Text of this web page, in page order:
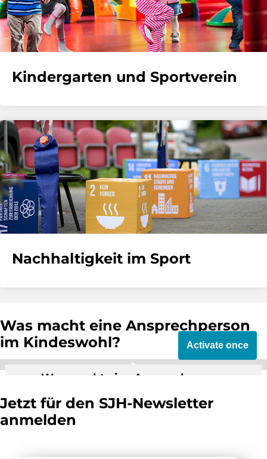
Kindergarten und Sportverein
Nachhaltigkeit im Sport
Was macht eine Ansprechperson
im Kindeswohl?
Was macht eine Ansprechperson
By activating external video from YouTube,
Activate once
Jetzt für den SJH-Newsletter
anmelden